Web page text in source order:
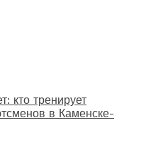
кто тренирует
в Каменске-